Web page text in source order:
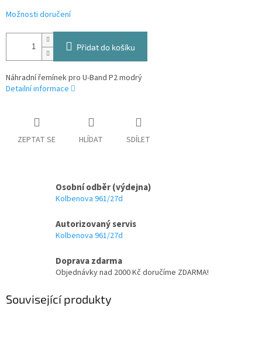
Možnosti doručení
Přidat do košíku
Náhradní řemínek pro U-Band P2 modrý
Detailní informace
ZEPTAT SE HLÍDAT SDÍLET
Osobní odběr (výdejna)
Kolbenova 961/27d
Autorizovaný servis
Kolbenova 961/27d
Doprava zdarma
Objednávky nad 2000 Kč doručíme ZDARMA!
Související produkty